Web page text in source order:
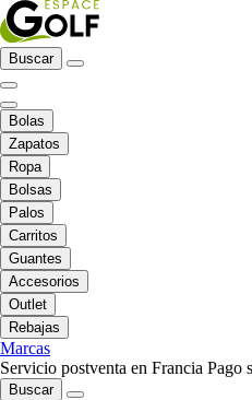
Buscar
Bolas
Zapatos
Ropa
Bolsas
Palos
Carritos
Guantes
Accesorios
Outlet
Rebajas
Marcas
Servicio postventa en Francia Pago
Buscar